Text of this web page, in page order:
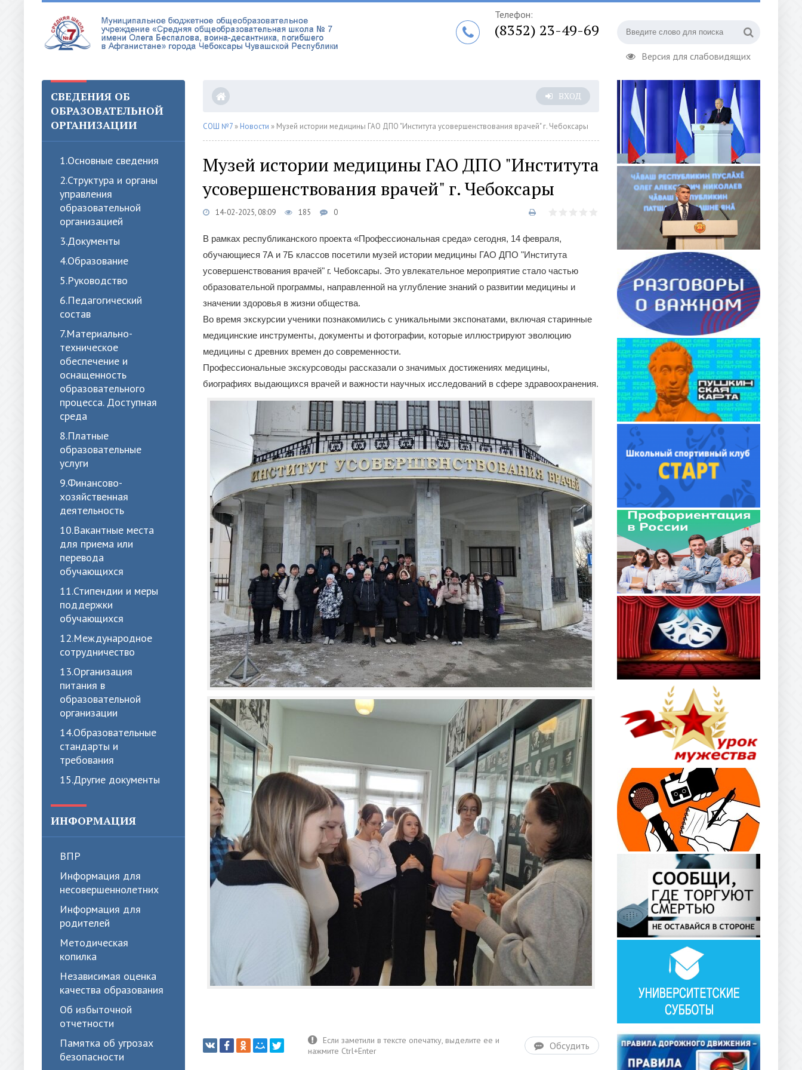
Версия для слабовидящих
Телефон:
(8352) 23-49-69
СВЕДЕНИЯ ОБ
ОБРАЗОВАТЕЛЬНОЙ
ОРГАНИЗАЦИИ
1.Oсновные сведения
2.Структура и органы
управления
образовательной
организацией
3.Документы
4.Образование
5.Руководство
6.Педагогический
состав
7.Материально-
техническое
обеспечение и
оснащенность
образовательного
процесса. Доступная
среда
8.Платные
образовательные
услуги
9.Финансово-
хозяйственная
деятельность
10.Вакантные места
для приема или
перевода
обучающихся
11.Стипендии и меры
поддержки
обучающихся
12.Международное
сотрудничество
13.Организация
питания в
образовательной
организации
14.Образовательные
стандарты и
требования
15.Другие документы
ИНФОРМАЦИЯ
ВПР
Информация для
несовершеннолетних
Информация для
родителей
Методическая
копилка
Независимая оценка
качества образования
Об избыточной
отчетности
Памятка об угрозах
безопасности
ВХОД
СОШ №7 » Новости » Музей истории медицины ГАО ДПО "Института усовершенствования врачей" г. Чебоксары
Музей истории медицины ГАО ДПО "Института
усовершенствования врачей" г. Чебоксары
14-02-2025, 08:09 185 0
В рамках республиканского проекта «Профессиональная среда» сегодня, 14 февраля,
обучающиеся 7А и 7Б классов посетили музей истории медицины ГАО ДПО "Института
усовершенствования врачей" г. Чебоксары. Это увлекательное мероприятие стало частью
образовательной программы, направленной на углубление знаний о развитии медицины и
значении здоровья в жизни общества.
Во время экскурсии ученики познакомились с уникальными экспонатами, включая старинные
медицинские инструменты, документы и фотографии, которые иллюстрируют эволюцию
медицины с древних времен до современности.
Профессиональные экскурсоводы рассказали о значимых достижениях медицины,
биографиях выдающихся врачей и важности научных исследований в сфере здравоохранения.
Обсудить